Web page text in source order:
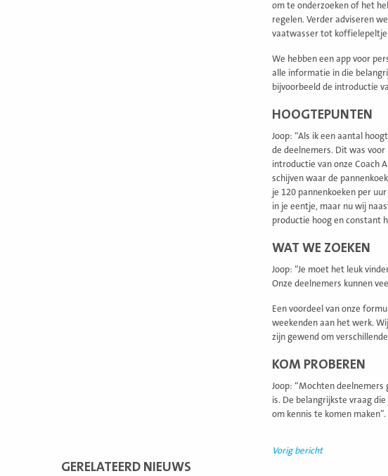
om te onderzoeken of het
regelen. Verder adviseren
vaatwasser tot
We hebben een app voor
alle informatie in die
bijvoorbeeld de introductie
HOOGTEPUNTEN
Joop: “Als ik een aantal
de deelnemers. Dit was
introductie van onze Coach
schijven waar de
je 120 pannenkoeken per
in je eentje, maar nu wij
productie hoog en constant
WAT WE ZOEKEN
Joop: “Je moet het leuk
Onze deelnemers kunnen
Een voordeel van onze
weekenden aan het werk.
zijn gewend om
KOM PROBEREN
Joop: “Mochten
is. De belangrijkste vraag
om kennis te komen maken”.
Vorig bericht
GERELATEERD NIEUWS